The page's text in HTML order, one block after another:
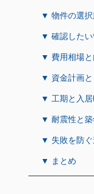
▼ 物件の選
▼ 確認したい
▼ 費用相場と
▼ 資金計画
▼ 工期と入
▼ 耐震性と
▼ 失敗を防
▼ まとめ